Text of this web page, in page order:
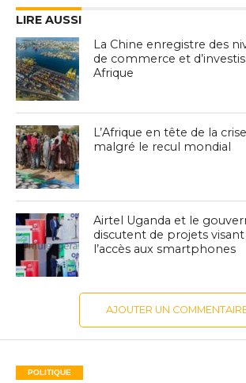
LIRE AUSSI
La Chine enregistre des
de commerce et
Afrique
L’Afrique en tête de la
malgré le recul mondial
Airtel Uganda et le
discutent de projets
l’accès aux smartphones
AJOUTER UN
POLITIQUE